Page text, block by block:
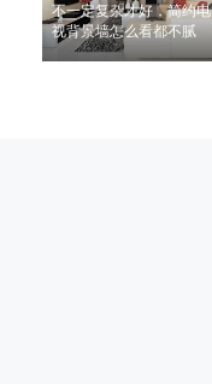
不一定复杂才好，简约电
视背景墙怎么看都不腻